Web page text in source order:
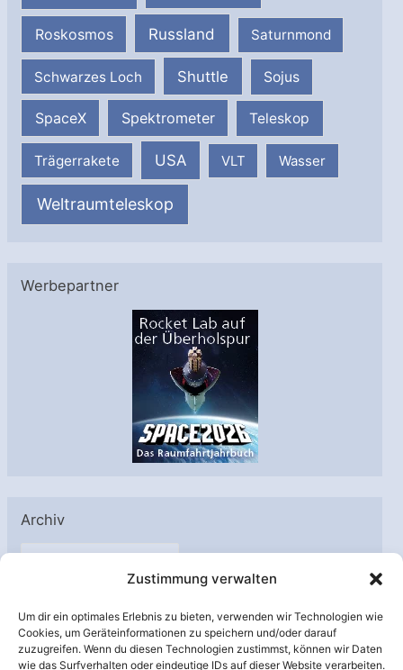
Zustimmung verwalten
Um dir ein optimales Erlebnis zu bieten, verwenden wir Technologien wie
Cookies, um Geräteinformationen zu speichern und/oder darauf
zuzugreifen. Wenn du diesen Technologien zustimmst, können wir Daten
wie das Surfverhalten oder eindeutige IDs auf dieser Website verarbeiten.
Roskosmos Russland Saturnmond
Schwarzes Loch Shuttle Sojus
SpaceX Spektrometer Teleskop
Trägerrakete USA VLT Wasser
Weltraumteleskop
Werbepartner
Archiv
A
h
i
Unterstützt von: